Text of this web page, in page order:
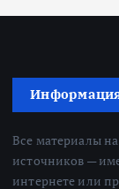
Все материалы
источников —
интернете или